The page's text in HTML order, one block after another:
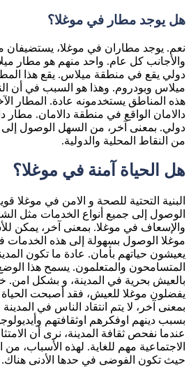
هل يوجد مطار في موغلا؟
نعم. يوجد مطاران في موغلا، يستضيفان
والأجانب كل عام. واحد منهم هو مطار
دولي يقع في منطقة ميلاس. يقع هذا
ميلاس وبودروم. وهذا هو السبب في أن
هذه المناطق يستخدمونه عادة. المطار
دالامان الواقع في منطقة دالامان. مطار
دولي. بمعنى آخر، من السهل الوصول إلى
من النقاط المحلية والدولية.
هل الحياة آمنة في موغلا؟
البنية التحتية للصحة و الامن في موغلا
الوصول إلى جميع أنواع الخدمات مثل
والإسعاف في موغلا. بمعنى آخر، يمكن
موغلا الوصول بسهولة إلى هذه الخدمات
يعيشون حياتهم بأمان. عادة ما تكون
المتسامحون والمتعلمون. يسمح هذا
بالعيش بحرية في المدينة، و بشكل امن.
يفضلون موغلا للعيش، فقد أصبحت الحياة
بمعنى آخر، لا يتم انتقاد الناس في
بسبب دينهم اوفكرهم اوثقافتهم
عندما نفحص ثقافة المدينة، نرى أن
الاجتماعية مهم للغاية. لهذه الأسباب،
حيث تكون الفوضى في حدها الأدنى هناك.